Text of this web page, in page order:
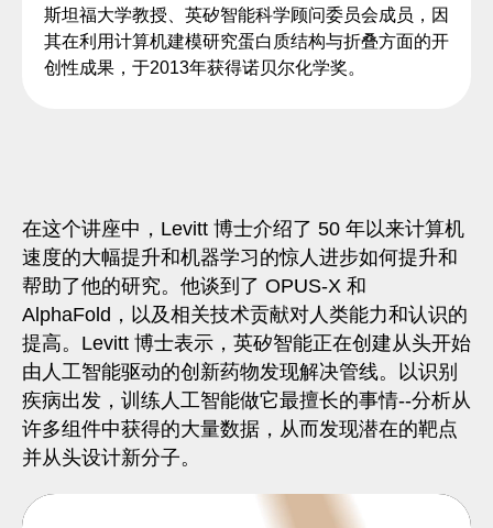
斯坦福大学教授、英矽智能科学顾问委员会成员，因
其在利用计算机建模研究蛋白质结构与折叠方面的开
创性成果，于2013年获得诺贝尔化学奖。
在这个讲座中，Levitt 博士介绍了 50 年以来计算机
速度的大幅提升和机器学习的惊人进步如何提升和
帮助了他的研究。他谈到了 OPUS-X 和
AlphaFold，以及相关技术贡献对人类能力和认识的
提高。Levitt 博士表示，英矽智能正在创建从头开始
由人工智能驱动的创新药物发现解决管线。以识别
疾病出发，训练人工智能做它最擅长的事情--分析从
许多组件中获得的大量数据，从而发现潜在的靶点
并从头设计新分子。